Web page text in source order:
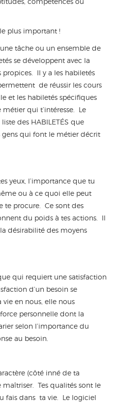
plus important !
tâche ou un ensemble de
se développent avec la
Il y a les habiletés
de réussir les cours
et les habiletés spécifiques
qui t’intéresse. Le
des HABILETÉS que
qui font le métier décrit
yeux, l’importance que tu
ou à ce quoi elle peut
te procure. Ce sont des
du poids à tes actions. Il
désirabilité des moyens
qui requiert une satisfaction
d’un besoin se
vie en nous, elle nous
personnelle dont la
selon l’importance du
au besoin.
(côté inné de ta
Tes qualités sont le
fais dans ta vie. Le logiciel